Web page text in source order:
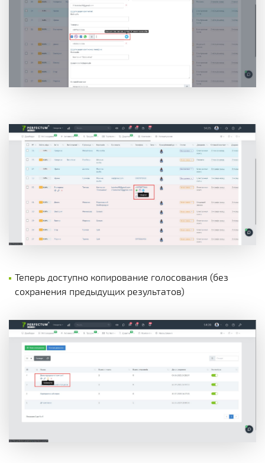
Теперь доступно копирование голосования (без
сохранения предыдущих результатов)